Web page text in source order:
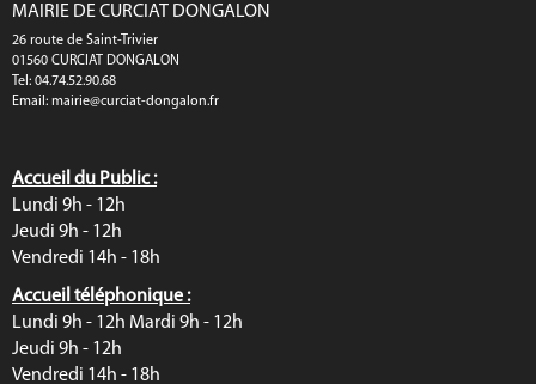
MAIRIE DE CURCIAT DONGALON
26 route de Saint-Trivier
01560 CURCIAT DONGALON
Tel: 04.74.52.90.68
Email: mairie@curciat-dongalon.fr
Accueil du Public :
Lundi 9h - 12h
Jeudi 9h - 12h
Vendredi 14h - 18h
Accueil téléphonique :
Lundi 9h - 12h Mardi 9h - 12h
Jeudi 9h - 12h
Vendredi 14h - 18h